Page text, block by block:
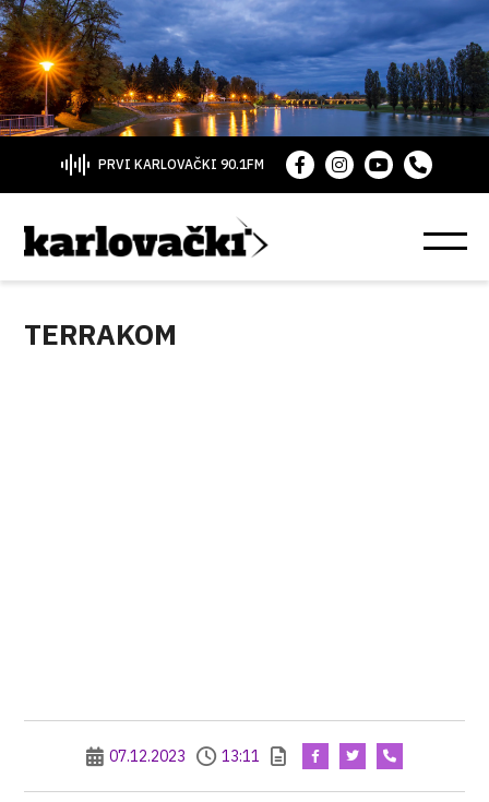
PRVI KARLOVAČKI 90.1FM
TERRAKOM
07.12.2023 13:11